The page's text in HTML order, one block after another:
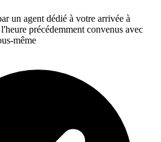
un agent dédié à votre arrivée à
précédemment convenus avec
même